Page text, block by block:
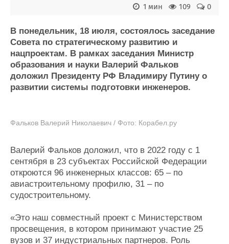
Репутация
Работа
Крюинг
Журнал
Реклама
Продажа флота
Изделия
Материалы
Услуги
Выставки и семинары
Словарь
Галерея флота
Отзывы
Все службы
0
109
1 мин
В понедельник, 18 июля, состоялось заседание
Совета по стратегическому развитию и
нацпроектам. В рамках заседания Министр
образования и науки Валерий Фальков
доложил Президенту РФ Владимиру Путину о
развитии системы подготовки инженеров.
Фальков Валерий Николаевич / Фото: Корабел.ру
Валерий Фальков доложил, что в 2022 году с 1
сентября в 23 субъектах Российской Федерации
откроются 96 инженерных классов: 65 – по
авиастроительному профилю, 31 – по
судостроительному.
«Это наш совместный проект с Министерством
просвещения, в котором принимают участие 25
вузов и 37 индустриальных партнеров. Роль